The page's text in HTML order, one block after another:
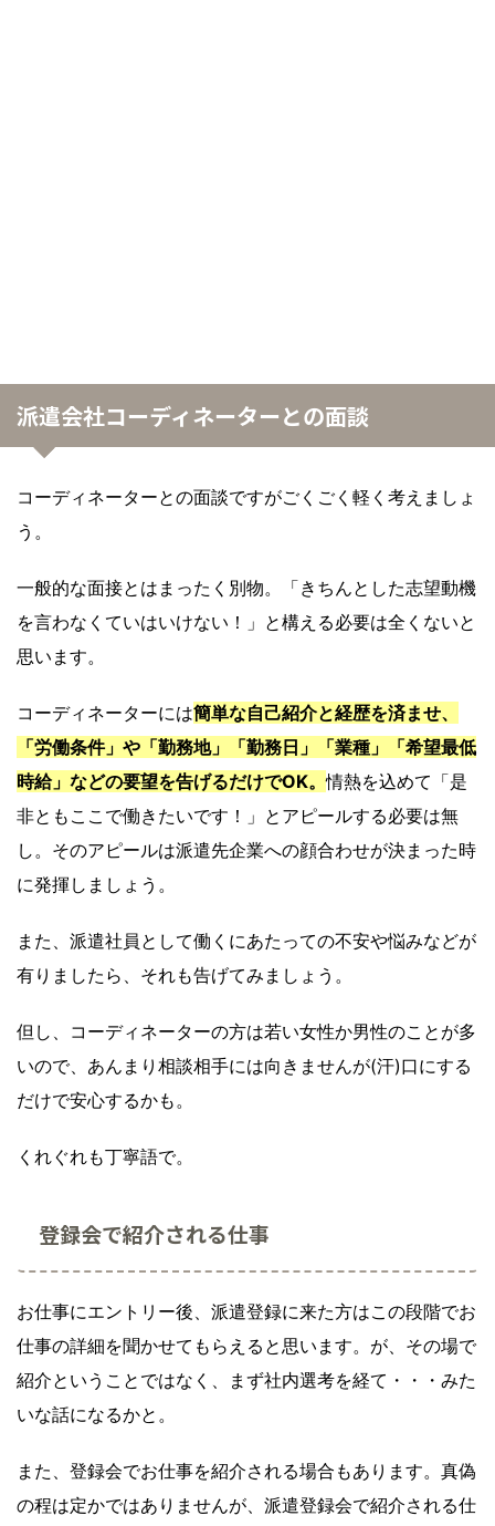
派遣会社コーディネーターとの面談
コーディネーターとの面談ですがごくごく軽く考えましょ
う。
一般的な面接とはまったく別物。「きちんとした志望動機
を言わなくていはいけない！」と構える必要は全くないと
思います。
コーディネーターには簡単な自己紹介と経歴を済ませ、
「労働条件」や「勤務地」「勤務日」「業種」「希望最低
時給」などの要望を告げるだけでOK。情熱を込めて「是
非ともここで働きたいです！」とアピールする必要は無
し。そのアピールは派遣先企業への顔合わせが決まった時
に発揮しましょう。
また、派遣社員として働くにあたっての不安や悩みなどが
有りましたら、それも告げてみましょう。
但し、コーディネーターの方は若い女性か男性のことが多
いので、あんまり相談相手には向きませんが(汗)口にする
だけで安心するかも。
くれぐれも丁寧語で。
登録会で紹介される仕事
お仕事にエントリー後、派遣登録に来た方はこの段階でお
仕事の詳細を聞かせてもらえると思います。が、その場で
紹介ということではなく、まず社内選考を経て・・・みた
いな話になるかと。
また、登録会でお仕事を紹介される場合もあります。真偽
の程は定かではありませんが、派遣登録会で紹介される仕